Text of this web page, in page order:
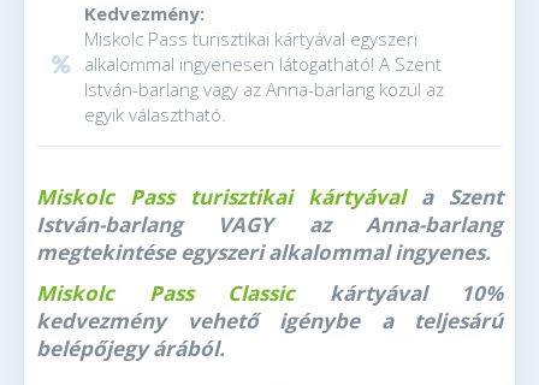
Kedvezmény:
Miskolc Pass turisztikai kártyával egyszeri
alkalommal ingyenesen látogatható! A Szent
István-barlang vagy az Anna-barlang közül az
egyik választható.
Miskolc Pass turisztikai kártyávala Szent
István-barlang VAGY az Anna-barlang
megtekintése egyszeri alkalommal ingyenes.
Miskolc Pass Classickártyával 10%
kedvezmény vehető igénybe a teljesárú
belépőjegy árából.